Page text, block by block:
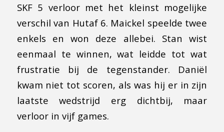
SKF 5 verloor met het kleinst mogelijke
verschil van Hutaf 6. Maickel speelde twee
enkels en won deze allebei. Stan wist
eenmaal te winnen, wat leidde tot wat
frustratie bij de tegenstander. Daniël
kwam niet tot scoren, als was hij er in zijn
laatste wedstrijd erg dichtbij, maar
verloor in vijf games.